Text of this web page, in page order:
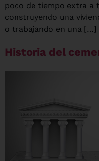
poco de tiempo extra a
construyendo una
o trabajando en una […]
Historia del